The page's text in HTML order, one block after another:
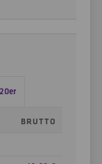
BRUTTO